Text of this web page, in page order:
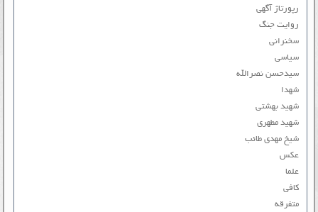
رپورتاژ آگهی
روایت جنگ
سخنرانی
سیاسی
سیدحسن نصرالله
شهدا
شهید بهشتی
شهید مطهری
شیخ مهدی طائب
عکس
علما
کافی
متفرقه